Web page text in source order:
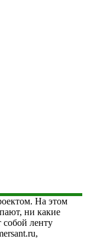
На этом
ни какие
собой ленту